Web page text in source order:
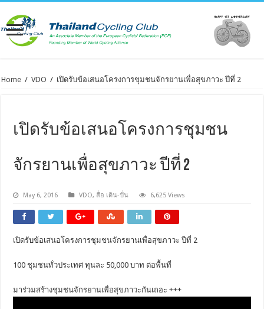
Home / VDO / เปิดรับข้อเสนอโครงการชุมชนจักรยานเพื่อสุขภาวะ ปีที่ 2
เปิดรับข้อเสนอโครงการชุมชน
จักรยานเพื่อสุขภาวะ ปีที่ 2
May 6, 2016 VDO, สื่อ เดิน-ปั่น 6,625 Views
เปิดรับข้อเสนอโครงการชุมชนจักรยานเพื่อสุขภาวะ ปีที่ 2
100 ชุมชนทั่วประเทศ ทุนละ 50,000 บาท ต่อพื้นที่
มาร่วมสร้างชุมชนจักรยานเพื่อสุขภาวะกันเถอะ +++